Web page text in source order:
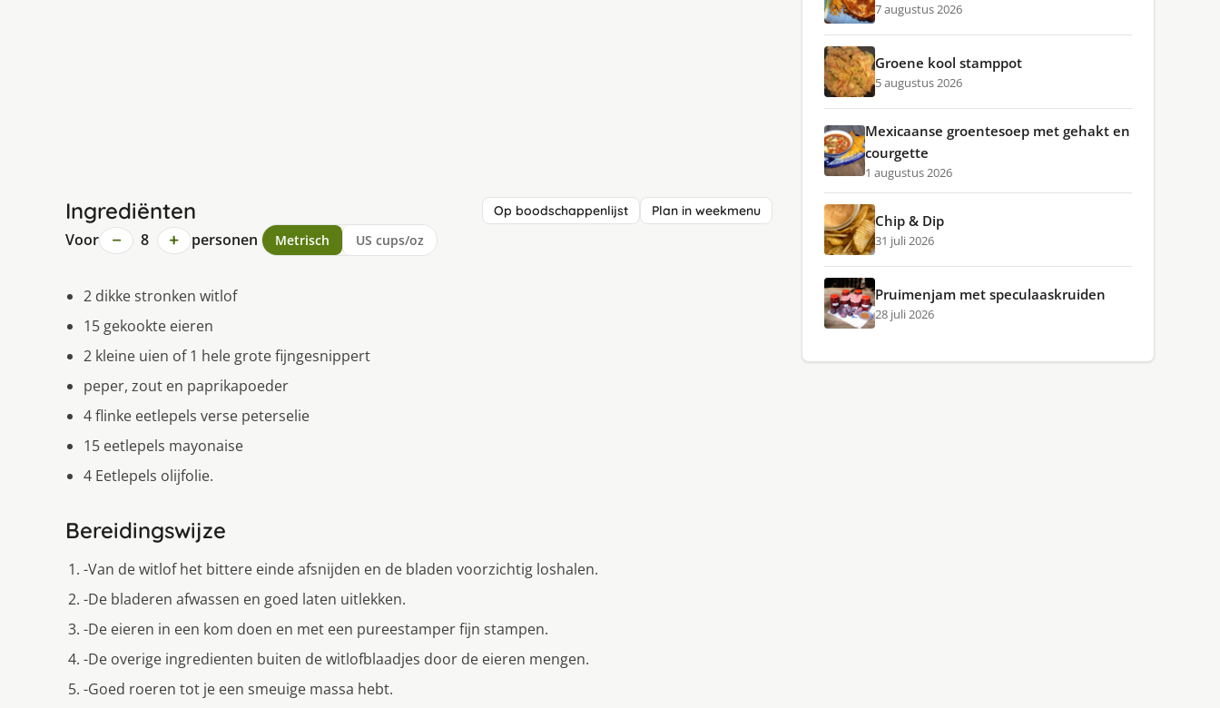
Ingrediënten Op boodschappenlijst Plan in weekmenu
Voor − 8 + personen Metrisch US cups/oz
2 dikke stronken witlof
15 gekookte eieren
2 kleine uien of 1 hele grote fijngesnippert
peper, zout en paprikapoeder
4 flinke eetlepels verse peterselie
15 eetlepels mayonaise
4 Eetlepels olijfolie.
Bereidingswijze
-Van de witlof het bittere einde afsnijden en de bladen voorzichtig loshalen.
-De bladeren afwassen en goed laten uitlekken.
-De eieren in een kom doen en met een pureestamper fijn stampen.
-De overige ingredienten buiten de witlofblaadjes door de eieren mengen.
-Goed roeren tot je een smeuige massa hebt.
7 augustus 2026
Groene kool stamppot
5 augustus 2026
Mexicaanse groentesoep met gehakt en
courgette
1 augustus 2026
Chip & Dip
31 juli 2026
Pruimenjam met speculaaskruiden
28 juli 2026